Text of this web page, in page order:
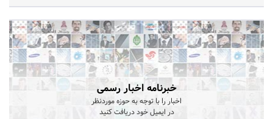
خبرنامه اخبار رسمی
اخبار را با توجه به حوزه موردنظر
در ایمیل خود دریافت کنید